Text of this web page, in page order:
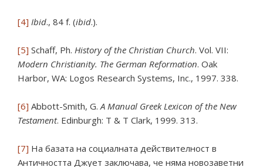
[4] Ibid., 84 f. (ibid.).
[5] Schaff, Ph. History of the Christian Church. Vol. VII:
Modern Christianity. The German Reformation. Oak
Harbor, WA: Logos Research Systems, Inc., 1997. 338.
[6] Abbott-Smith, G.A Manual Greek Lexicon of the New
Testament. Edinburgh: T & T Clark, 1999. 313.
[7] На базата на социалната действителност в
Античността Джует заключава, че няма новозаветни